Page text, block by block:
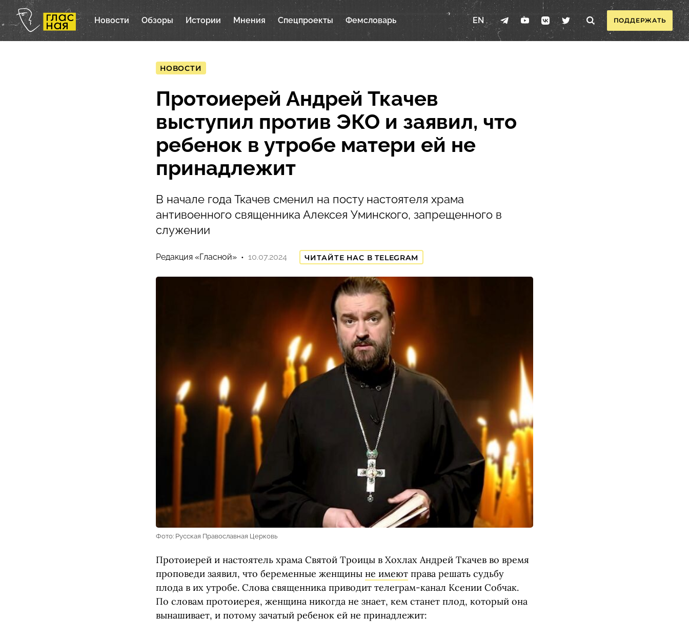
Новости Обзоры Истории Мнения Спецпроекты Фемсловарь EN ПОДДЕРЖАТЬ
НОВОСТИ
Протоиерей Андрей Ткачев
выступил против ЭКО и заявил, что
ребенок в утробе матери ей не
принадлежит
В начале года Ткачев сменил на посту настоятеля храма
антивоенного священника Алексея Уминского, запрещенного в
служении
Редакция «Гласной» 10.07.2024 ЧИТАЙТЕ НАС В TELEGRAM
Фото: Русская Православная Церковь
Протоиерей и настоятель храма Святой Троицы в Хохлах Андрей Ткачев во время
проповеди заявил, что беременные женщины не имеют права решать судьбу
плода в их утробе. Слова священника приводит телеграм-канал Ксении Собчак.
По словам протоиерея, женщина никогда не знает, кем станет плод, который она
вынашивает, и потому зачатый ребенок ей не принадлежит: